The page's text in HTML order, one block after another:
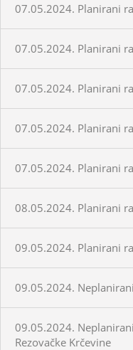
07.05.2024. Planirani
07.05.2024. Planirani
07.05.2024. Planirani
07.05.2024. Planirani
07.05.2024. Planirani
08.05.2024. Planirani
09.05.2024. Planirani
09.05.2024.
09.05.2024.
Rezovačke Krčevine